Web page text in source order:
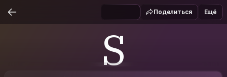
Поделиться Ещё
S